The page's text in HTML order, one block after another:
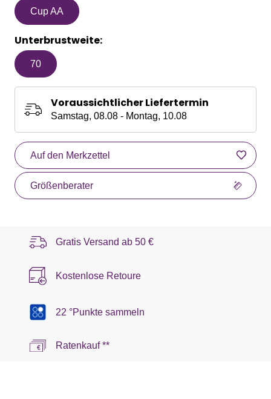
Cup AA
Unterbrustweite:
70
Voraussichtlicher Liefertermin
Samstag, 08.08 - Montag, 10.08
Auf den Merkzettel
Größenberater
Gratis Versand ab 50 €
Kostenlose Retoure
22 °Punkte sammeln
Ratenkauf **